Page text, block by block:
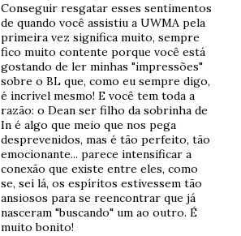
Conseguir resgatar esses sentimentos
de quando você assistiu a UWMA pela
primeira vez significa muito, sempre
fico muito contente porque você está
gostando de ler minhas "impressões"
sobre o BL que, como eu sempre digo,
é incrível mesmo! E você tem toda a
razão: o Dean ser filho da sobrinha de
In é algo que meio que nos pega
desprevenidos, mas é tão perfeito, tão
emocionante... parece intensificar a
conexão que existe entre eles, como
se, sei lá, os espíritos estivessem tão
ansiosos para se reencontrar que já
nasceram "buscando" um ao outro. É
muito bonito!